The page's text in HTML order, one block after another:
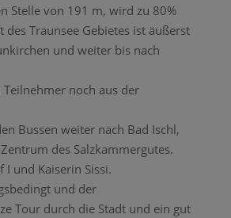
Stelle von 191 m, wird zu 80%
Traunsee Gebietes ist äußerst
und weiter bis nach
noch aus der
Bussen weiter nach Bad Ischl,
des Salzkammergutes.
I und Kaiserin Sissi.
und der
Tour durch die Stadt und ein gut